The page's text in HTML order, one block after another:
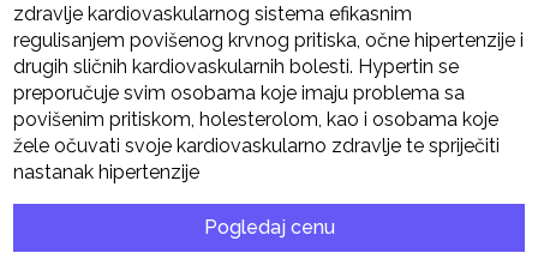
zdravlje kardiovaskularnog sistema efikasnim
regulisanjem povišenog krvnog pritiska, očne hipertenzije i
drugih sličnih kardiovaskularnih bolesti. Hypertin se
preporučuje svim osobama koje imaju problema sa
povišenim pritiskom, holesterolom, kao i osobama koje
žele očuvati svoje kardiovaskularno zdravlje te spriječiti
nastanak hipertenzije
Pogledaj cenu